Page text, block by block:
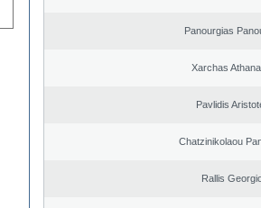
Panourgias
Xarchas
Pavlidis
Chatzinikolaou
Rallis